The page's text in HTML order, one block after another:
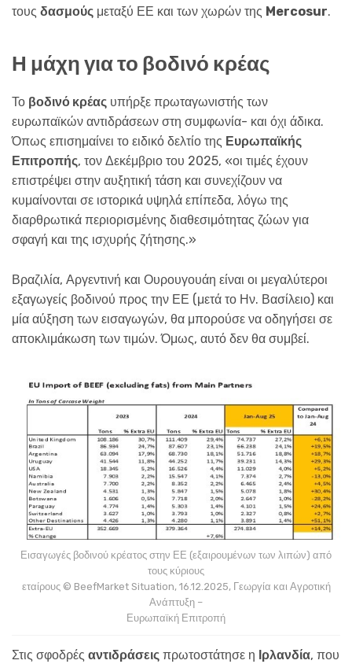
τους δασμούς μεταξύ ΕΕ και των χωρών της Mercosur.
Η μάχη για το βοδινό κρέας
Το βοδινό κρέας υπήρξε πρωταγωνιστής των
ευρωπαϊκών αντιδράσεων στη συμφωνία- και όχι άδικα.
Όπως επισημαίνει το ειδικό δελτίο της Ευρωπαϊκής
Επιτροπής, τον Δεκέμβριο του 2025, «οι τιμές έχουν
επιστρέψει στην αυξητική τάση και συνεχίζουν να
κυμαίνονται σε ιστορικά υψηλά επίπεδα, λόγω της
διαρθρωτικά περιορισμένης διαθεσιμότητας ζώων για
σφαγή και της ισχυρής ζήτησης.»
Βραζιλία, Αργεντινή και Ουρουγουάη είναι οι μεγαλύτεροι
εξαγωγείς βοδινού προς την ΕΕ (μετά το Ην. Βασίλειο) και
μία αύξηση των εισαγωγών, θα μπορούσε να οδηγήσει σε
αποκλιμάκωση των τιμών. Όμως, αυτό δεν θα συμβεί.
Εισαγωγές βοδινού κρέατος στην ΕΕ (εξαιρουμένων των λιπών) από
τους κύριους
εταίρους © BeefMarket Situation, 16.12.2025, Γεωργία και Αγροτική
Ανάπτυξη –
Ευρωπαϊκή Επιτροπή
Στις σφοδρές αντιδράσεις πρωτοστάτησε η Ιρλανδία, που